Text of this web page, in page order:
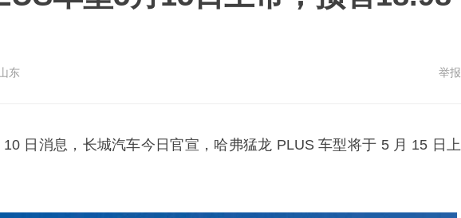
东 举报
日消息，长城汽车今日官宣，哈弗猛龙 PLUS 车型将于 5 月 15 日上